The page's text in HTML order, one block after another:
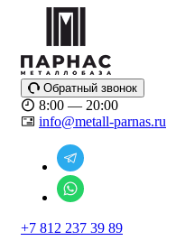
Обратный звонок
8:00 — 20:00
info@metall-parnas.ru
+7 812 237 39 89